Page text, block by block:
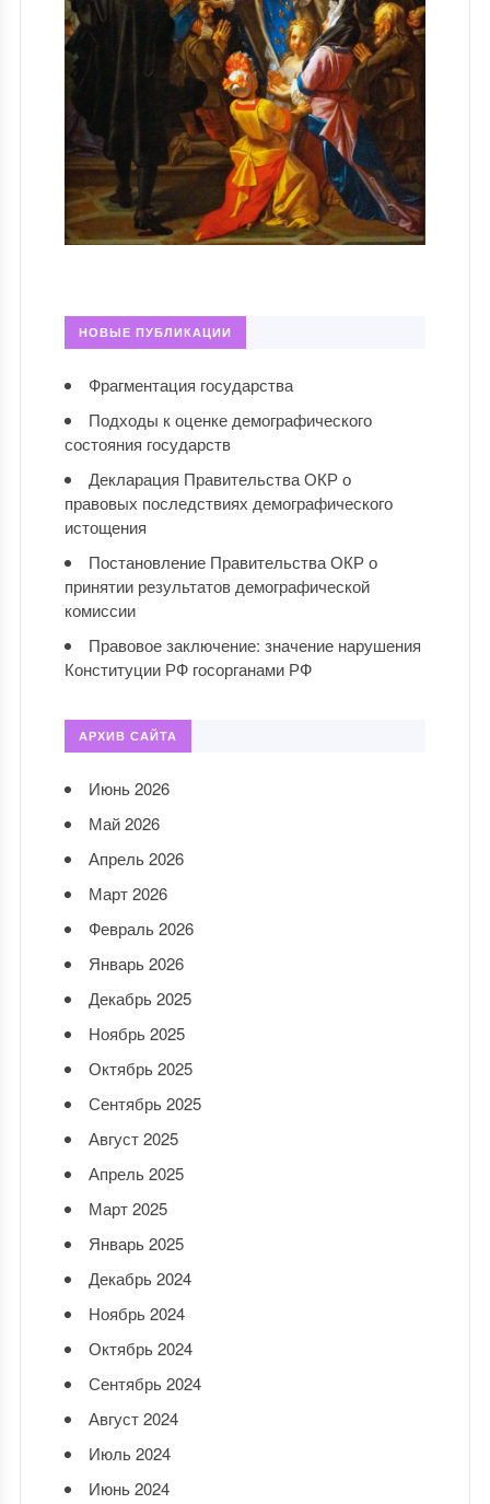
НОВЫЕ ПУБЛИКАЦИИ
Фрагментация государства
Подходы к оценке демографического
состояния государств
Декларация Правительства ОКР о
правовых последствиях демографического
истощения
Постановление Правительства ОКР о
принятии результатов демографической
комиссии
Правовое заключение: значение нарушения
Конституции РФ госорганами РФ
АРХИВ САЙТА
Июнь 2026
Май 2026
Апрель 2026
Март 2026
Февраль 2026
Январь 2026
Декабрь 2025
Ноябрь 2025
Октябрь 2025
Сентябрь 2025
Август 2025
Апрель 2025
Март 2025
Январь 2025
Декабрь 2024
Ноябрь 2024
Октябрь 2024
Сентябрь 2024
Август 2024
Июль 2024
Июнь 2024